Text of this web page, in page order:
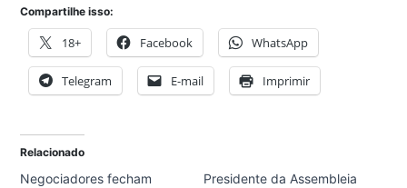
Compartilhe isso:
18+ Facebook WhatsApp
Telegram E-mail Imprimir
Relacionado
Negociadores fecham
Presidente da Assembleia